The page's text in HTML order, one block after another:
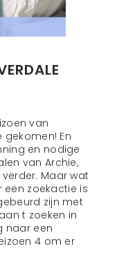
van
En
en nodige
van Archie,
Maar wat
zoekactie is
zijn met
t zoeken in
naar een
4 om er